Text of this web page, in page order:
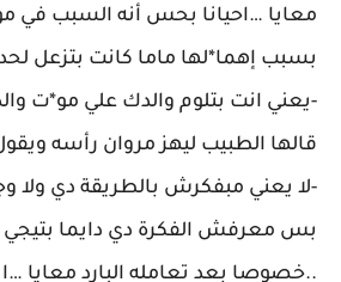
معايا …احيانا بحس أنه السبب في
بسبب إهما*لها ماما كانت بتزعل
-يعني انت بتلوم والدك علي مو*ت
قالها الطبيب ليهز مروان رأسه
-لا يعني مبفكرش بالطريقة دي ولا
بس معرفش الفكرة دي دايما بتيجي
..خصوصا بعد تعامله البارد معايا